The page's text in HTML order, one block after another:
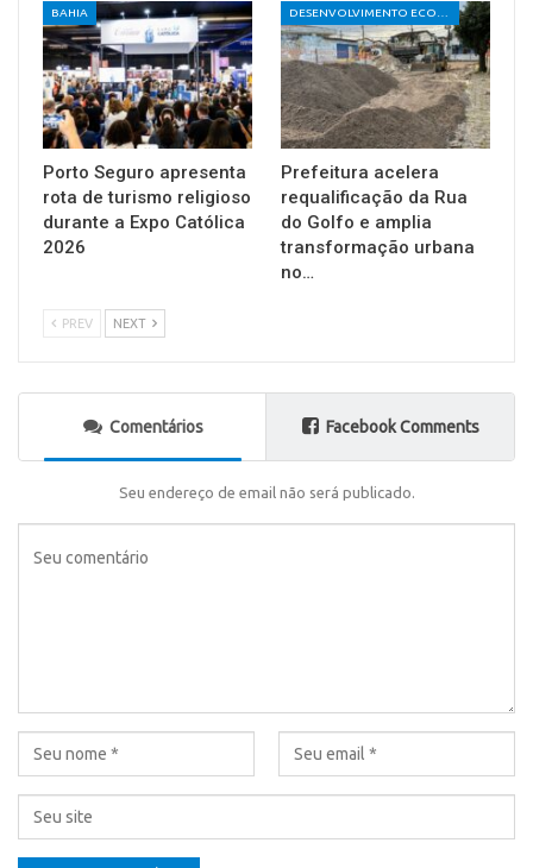
BAHIA
Porto Seguro apresenta
rota de turismo religioso
durante a Expo Católica
2026
DESENVOLVIMENTO ECONÔMICO E SOCIAL
Prefeitura acelera
requalificação da Rua
do Golfo e amplia
transformação urbana
no…
PREV NEXT
Comentários Facebook Comments
Seu endereço de email não será publicado.